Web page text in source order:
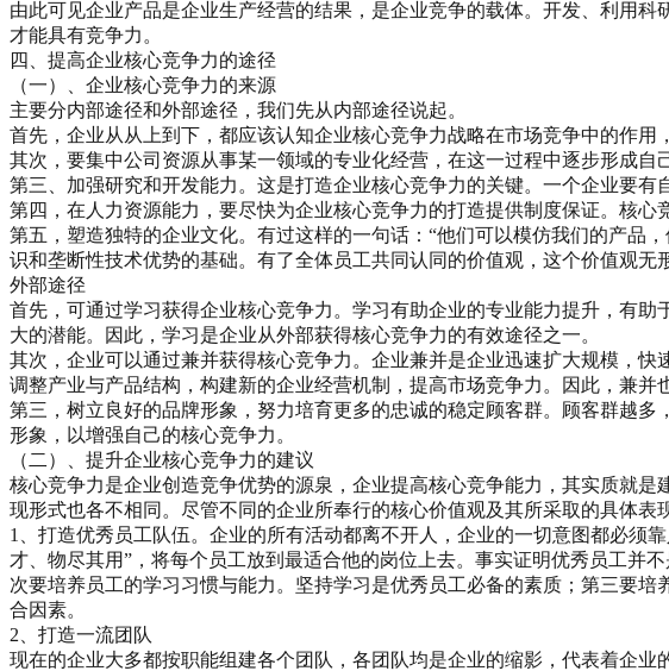
由此可见企业产品是企业生产经营的结果，是企业竞争的载体。开发、利用
才能具有竞争力。
四、提高企业核心竞争力的途径
（一）、企业核心竞争力的来源
主要分内部途径和外部途径，我们先从内部途径说起。
首先，企业从从上到下，都应该认知企业核心竞争力战略在市场竞争中的作用
其次，要集中公司资源从事某一领域的专业化经营，在这一过程中逐步形成自
第三、加强研究和开发能力。这是打造企业核心竞争力的关键。一个企业要
第四，在人力资源能力，要尽快为企业核心竞争力的打造提供制度保证。核
第五，塑造独特的企业文化。有过这样的一句话：“他们可以模仿我们的产品
识和垄断性技术优势的基础。有了全体员工共同认同的价值观，这个价值观
外部途径
首先，可通过学习获得企业核心竞争力。学习有助企业的专业能力提升，有
大的潜能。因此，学习是企业从外部获得核心竞争力的有效途径之一。
其次，企业可以通过兼并获得核心竞争力。企业兼并是企业迅速扩大规模，
调整产业与产品结构，构建新的企业经营机制，提高市场竞争力。因此，兼并
第三，树立良好的品牌形象，努力培育更多的忠诚的稳定顾客群。顾客群越
形象，以增强自己的核心竞争力。
（二）、提升企业核心竞争力的建议
核心竞争力是企业创造竞争优势的源泉，企业提高核心竞争能力，其实质就
现形式也各不相同。尽管不同的企业所奉行的核心价值观及其所采取的具体表
1、打造优秀员工队伍。企业的所有活动都离不开人，企业的一切意图都必须
才、物尽其用”，将每个员工放到最适合他的岗位上去。事实证明优秀员工并
次要培养员工的学习习惯与能力。坚持学习是优秀员工必备的素质；第三要
合因素。
2、打造一流团队
现在的企业大多都按职能组建各个团队，各团队均是企业的缩影，代表着企